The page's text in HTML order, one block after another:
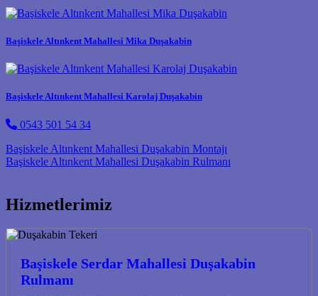
Başiskele Altınkent Mahallesi Mika Duşakabin
Başiskele Altınkent Mahallesi Karolaj Duşakabin
0543 501 54 34
Post navigation
Başiskele Altınkent Mahallesi Duşakabin Montajı
Başiskele Altınkent Mahallesi Duşakabin Rulmanı
Hizmetlerimiz
Başiskele Serdar Mahallesi Duşakabin
Rulmanı